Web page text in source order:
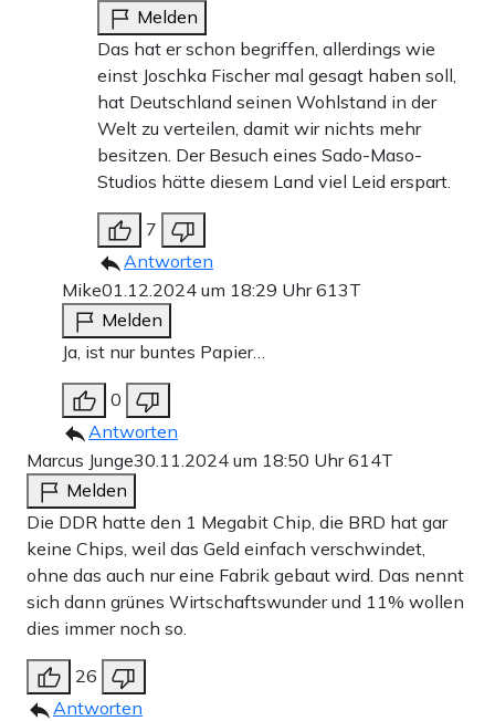
Melden
Das hat er schon begriffen, allerdings wie
einst Joschka Fischer mal gesagt haben soll,
hat Deutschland seinen Wohlstand in der
Welt zu verteilen, damit wir nichts mehr
besitzen. Der Besuch eines Sado-Maso-
Studios hätte diesem Land viel Leid erspart.
7
Antworten
Mike01.12.2024 um 18:29 Uhr613T
Melden
Ja, ist nur buntes Papier…
0
Antworten
Marcus Junge30.11.2024 um 18:50 Uhr614T
Melden
Die DDR hatte den 1 Megabit Chip, die BRD hat gar
keine Chips, weil das Geld einfach verschwindet,
ohne das auch nur eine Fabrik gebaut wird. Das nennt
sich dann grünes Wirtschaftswunder und 11% wollen
dies immer noch so.
26
Antworten